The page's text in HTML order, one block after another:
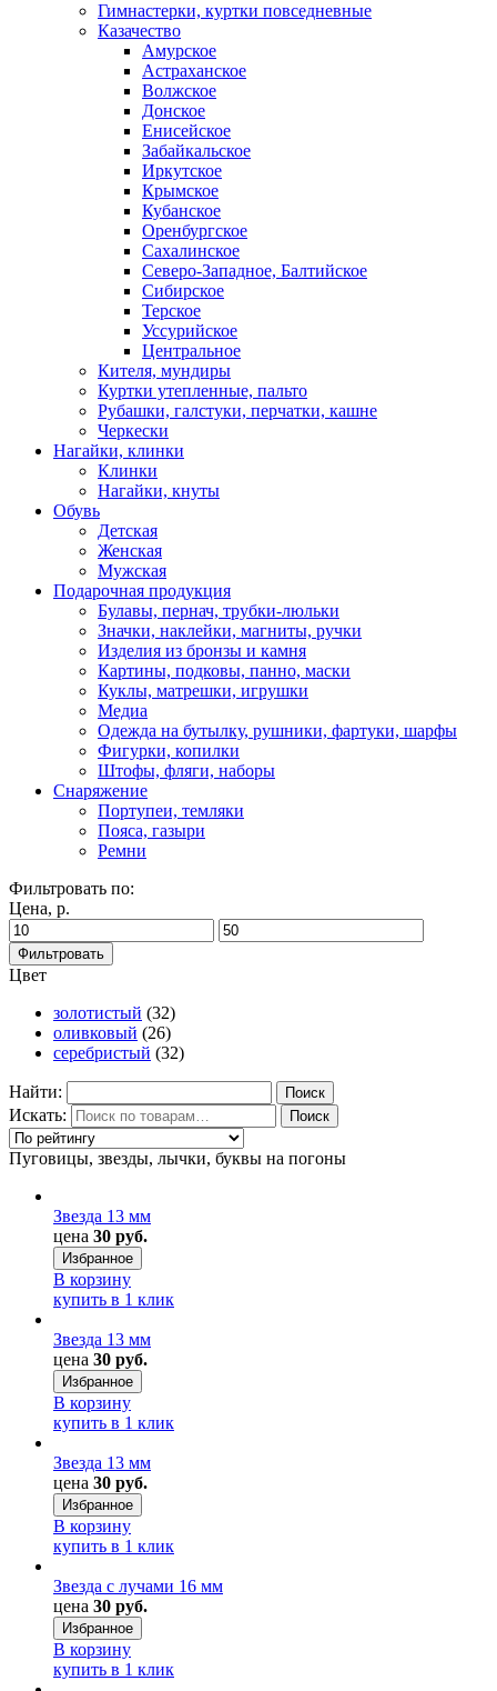
Гимнастерки, куртки повседневные
Казачество
Амурское
Астраханское
Волжское
Донское
Енисейское
Забайкальское
Иркутское
Крымское
Кубанское
Оренбургское
Сахалинское
Северо-Западное, Балтийское
Сибирское
Терское
Уссурийское
Центральное
Кителя, мундиры
Куртки утепленные, пальто
Рубашки, галстуки, перчатки, кашне
Черкески
Нагайки, клинки
Клинки
Нагайки, кнуты
Обувь
Детская
Женская
Мужская
Подарочная продукция
Булавы, пернач, трубки-люльки
Значки, наклейки, магниты, ручки
Изделия из бронзы и камня
Картины, подковы, панно, маски
Куклы, матрешки, игрушки
Медиа
Одежда на бутылку, рушники, фартуки, шарфы
Фигурки, копилки
Штофы, фляги, наборы
Снаряжение
Портупеи, темляки
Пояса, газыри
Ремни
Фильтровать по:
Цена, р.
Фильтровать
Цвет
золотистый (32)
оливковый (26)
серебристый (32)
Найти:
Искать:
Поиск
Пуговицы, звезды, лычки, буквы на погоны
Звезда 13 мм
цена 30 руб.
Избранное
В корзину
купить в 1 клик
Звезда 13 мм
цена 30 руб.
Избранное
В корзину
купить в 1 клик
Звезда 13 мм
цена 30 руб.
Избранное
В корзину
купить в 1 клик
Звезда с лучами 16 мм
цена 30 руб.
Избранное
В корзину
купить в 1 клик